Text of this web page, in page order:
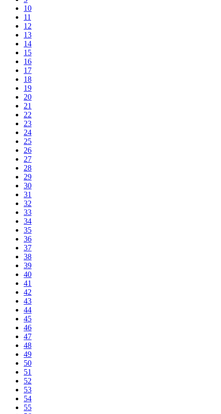
10
11
12
13
14
15
16
17
18
19
20
21
22
23
24
25
26
27
28
29
30
31
32
33
34
35
36
37
38
39
40
41
42
43
44
45
46
47
48
49
50
51
52
53
54
55